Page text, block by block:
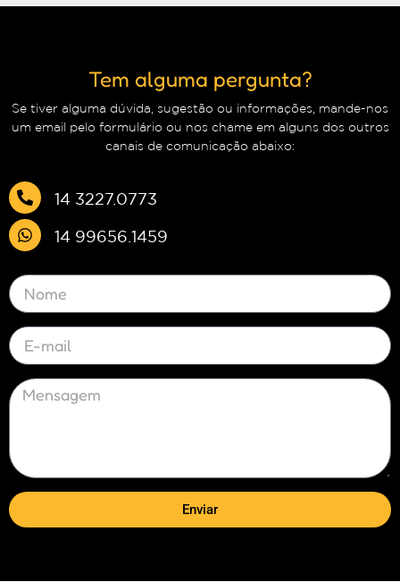
Tem alguma pergunta?
Se tiver alguma dúvida, sugestão ou informações, mande-nos
um email pelo formulário ou nos chame em alguns dos outros
canais de comunicação abaixo:
14 3227.0773
14 99656.1459
Enviar